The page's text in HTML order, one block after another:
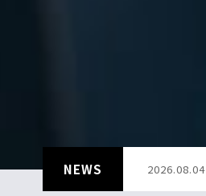
NEWS 2026.08.04